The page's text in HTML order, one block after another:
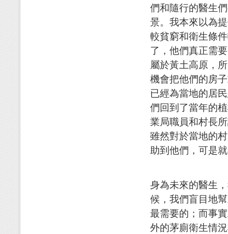
們和隨行的醫生
景。我本來以為
較貧窮和衛生條
了，他們真正需
屬於黃土高原，
機會把他們的房
已經為當地的居
們回到了當年的
業局職員和村長
雖然對於當地的
助到他們，可是
身為未來的醫生
候，我們盲目地
最需要的；而事
外的茅廁衛生情